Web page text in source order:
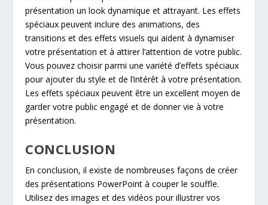
présentation un look dynamique et attrayant. Les effets
spéciaux peuvent inclure des animations, des
transitions et des effets visuels qui aident à dynamiser
votre présentation et à attirer l’attention de votre public.
Vous pouvez choisir parmi une variété d’effets spéciaux
pour ajouter du style et de l’intérêt à votre présentation.
Les effets spéciaux peuvent être un excellent moyen de
garder votre public engagé et de donner vie à votre
présentation.
CONCLUSION
En conclusion, il existe de nombreuses façons de créer
des présentations PowerPoint à couper le souffle.
Utilisez des images et des vidéos pour illustrer vos